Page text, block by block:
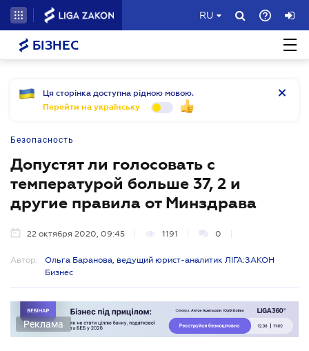
RU
БІЗНЕС
Ця сторінка доступна рідною мовою.
Перейти на українську
Безопасность
Допустят ли голосовать с
температурой больше 37, 2 и
другие правила от Минздрава
22 октября 2020, 09:45 1191 0
Автор:
Ольга Баранова, ведущий юрист-аналитик ЛІГА:ЗАКОН
Бизнес
Реклама